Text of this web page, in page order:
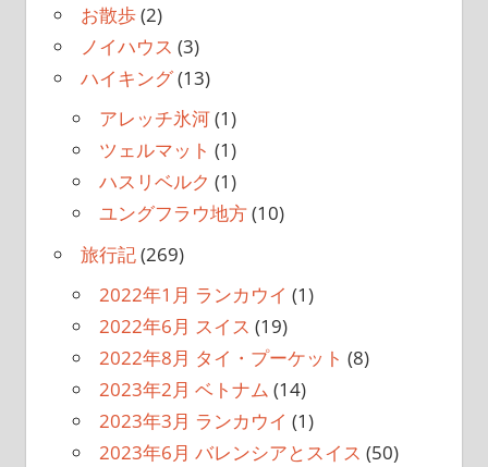
お散歩(2)
ノイハウス (3)
ハイキング(13)
アレッチ氷河(1)
ツェルマット (1)
ハスリベルク (1)
ユングフラウ地方(10)
旅行記(269)
2022年1月 ランカウイ (1)
2022年6月 スイス (19)
2022年8月 タイ・プーケット (8)
2023年2月 ベトナム (14)
2023年3月 ランカウイ (1)
2023年6月 バレンシアとスイス (50)